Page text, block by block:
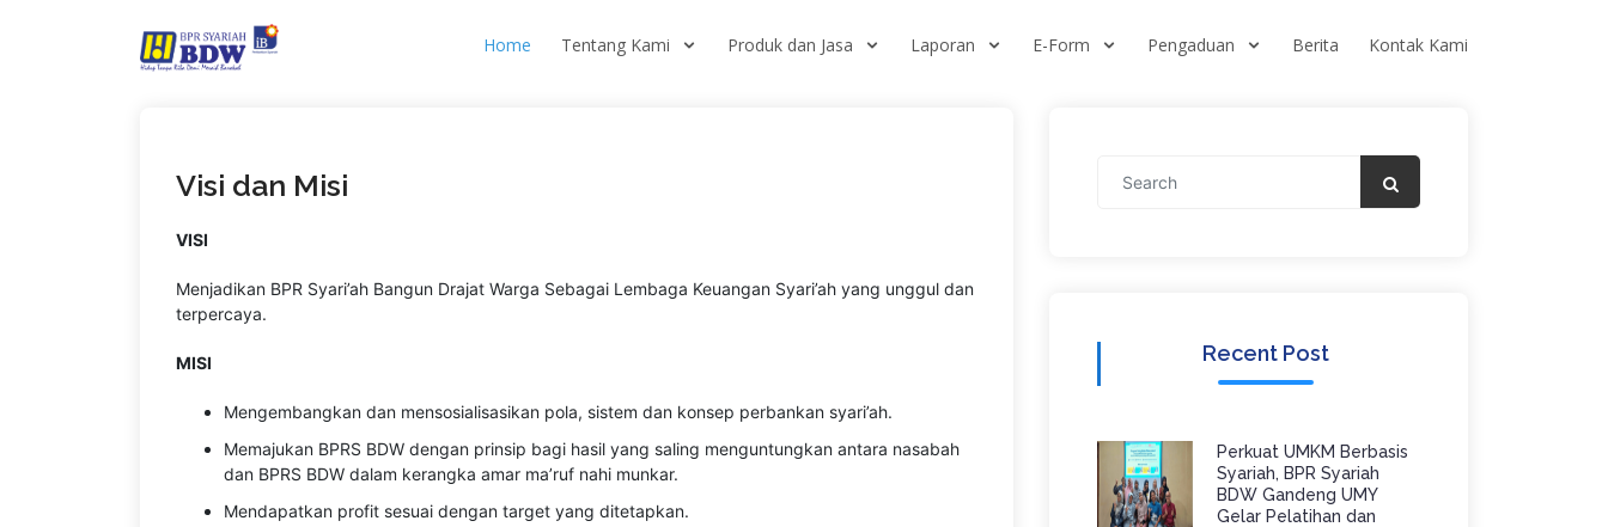
Home Tentang Kami Produk dan Jasa Laporan E-Form Pengaduan Berita Kontak Kami
Visi dan Misi
VISI
Menjadikan BPR Syari’ah Bangun Drajat Warga Sebagai Lembaga Keuangan Syari’ah yang unggul dan
terpercaya.
MISI
Mengembangkan dan mensosialisasikan pola, sistem dan konsep perbankan syari’ah.
Memajukan BPRS BDW dengan prinsip bagi hasil yang saling menguntungkan antara nasabah
dan BPRS BDW dalam kerangka amar ma’ruf nahi munkar.
Mendapatkan profit sesuai dengan target yang ditetapkan.
Recent Post
Perkuat UMKM Berbasis
Syariah, BPR Syariah
BDW Gandeng UMY
Gelar Pelatihan dan